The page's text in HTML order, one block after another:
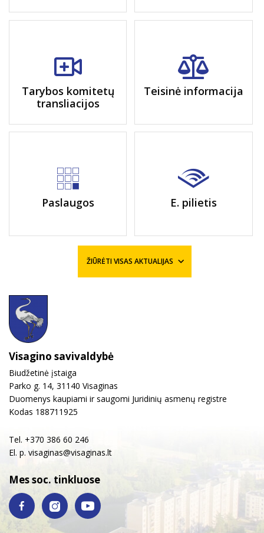
Tarybos komitetų
transliacijos
Teisinė informacija
Paslaugos E. pilietis
ŽIŪRĖTI VISAS AKTUALIJAS
Visagino savivaldybė
Biudžetinė įstaiga
Parko g. 14, 31140 Visaginas
Duomenys kaupiami ir saugomi Juridinių asmenų registre
Kodas 188711925
Tel. +370 386 60 246
El. p. visaginas@visaginas.lt
Mes soc. tinkluose